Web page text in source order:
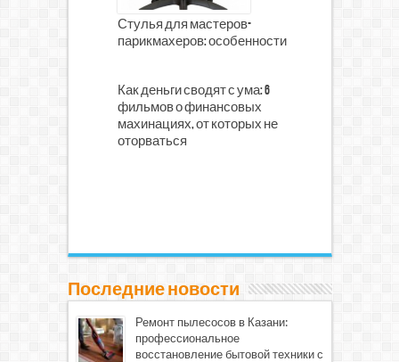
Стулья для мастеров-
парикмахеров: особенности
Как деньги сводят с ума: 6
фильмов о финансовых
махинациях, от которых не
оторваться
Последние новости
Ремонт пылесосов в Казани:
профессиональное
восстановление бытовой техники с